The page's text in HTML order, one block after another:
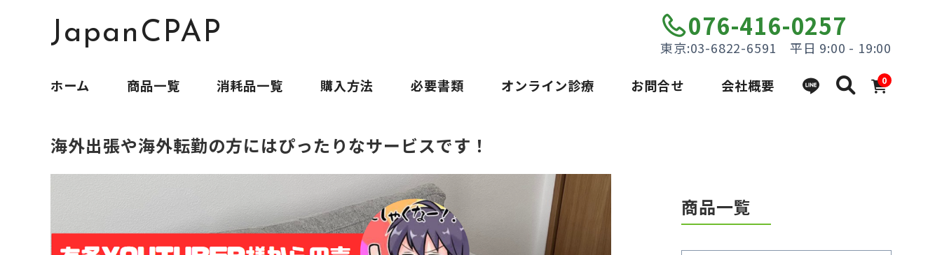
JapanCPAP 076-416-0257
東京:03-6822-6591 平日 9:00 - 19:00
0
ホーム 商品一覧 消耗品一覧 購入方法 必要書類 オンライン診療 お問合せ 会社概要
海外出張や海外転勤の方にはぴったりなサービスです！
商品一覧